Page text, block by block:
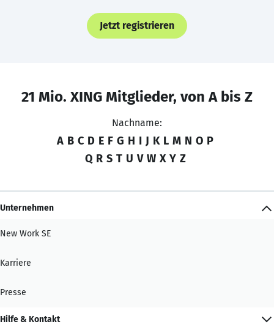
Jetzt registrieren
21 Mio. XING Mitglieder, von A bis Z
Nachname:
A B C D E F G H I J K L M N O P
Q R S T U V W X Y Z
Unternehmen
New Work SE
Karriere
Presse
Hilfe & Kontakt